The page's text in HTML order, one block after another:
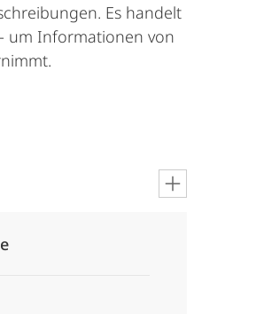
Es handelt
um Informationen von